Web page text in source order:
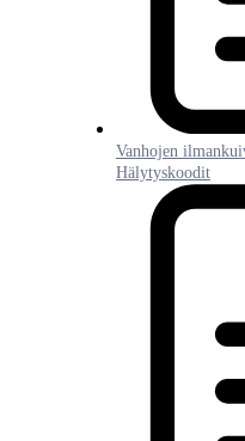
Vanhojen
Hälytyskoodit